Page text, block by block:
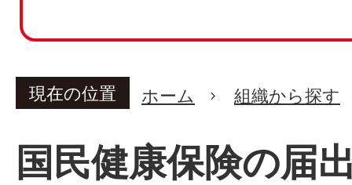
現在の位置 ホーム 組織から探す
国民健康保険の届